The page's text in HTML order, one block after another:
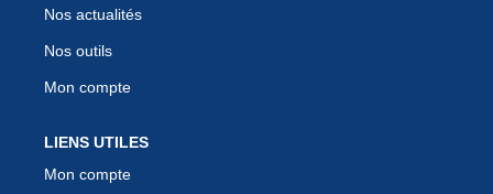
Nos actualités
Nos outils
Mon compte
LIENS UTILES
Mon compte